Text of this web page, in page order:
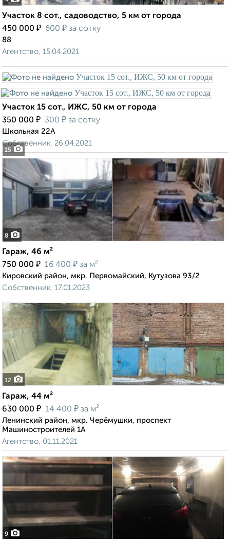
Участок 8 сот., садоводство, 5 км от города
450 000 ₽ 600 ₽ за сотку
88
Агентство, 15.04.2021
15
Участок 15 сот., ИЖС, 50 км от города
350 000 ₽ 300 ₽ за сотку
Школьная 22А
Собственник, 26.04.2021
8
Гараж, 46 м²
750 000 ₽ 16 400 ₽ за м²
Кировский район, мкр. Первомайский, Кутузова 93/2
Собственник, 17.01.2023
12
Гараж, 44 м²
630 000 ₽ 14 400 ₽ за м²
Ленинский район, мкр. Черёмушки, проспект
Машиностроителей 1А
Агентство, 01.11.2021
9